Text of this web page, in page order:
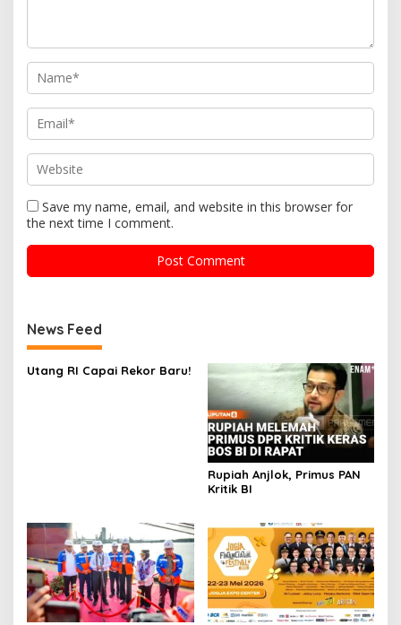
Save my name, email, and website in this browser for
the next time I comment.
News Feed
Utang RI Capai Rekor Baru!
Rupiah Anjlok, Primus PAN
Kritik BI